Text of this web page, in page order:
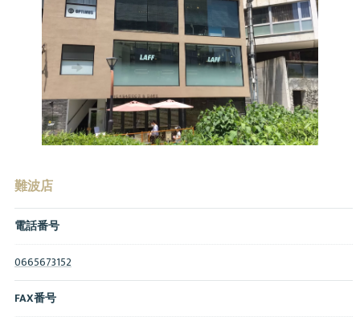
難波店
電話番号
0665673152
FAX番号